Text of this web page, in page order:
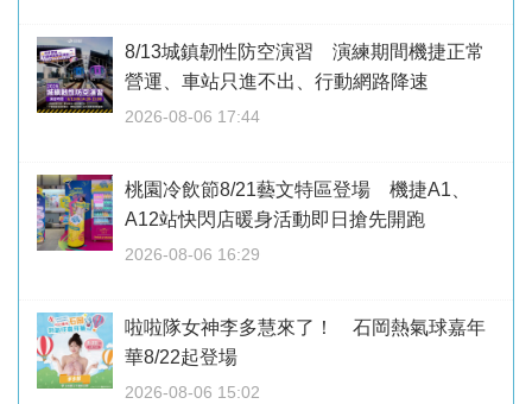
8/13城鎮韌性防空演習 演練期間機捷正常
營運、車站只進不出、行動網路降速
2026-08-06 17:44
桃園冷飲節8/21藝文特區登場 機捷A1、
A12站快閃店暖身活動即日搶先開跑
2026-08-06 16:29
啦啦隊女神李多慧來了！ 石岡熱氣球嘉年
華8/22起登場
2026-08-06 15:02